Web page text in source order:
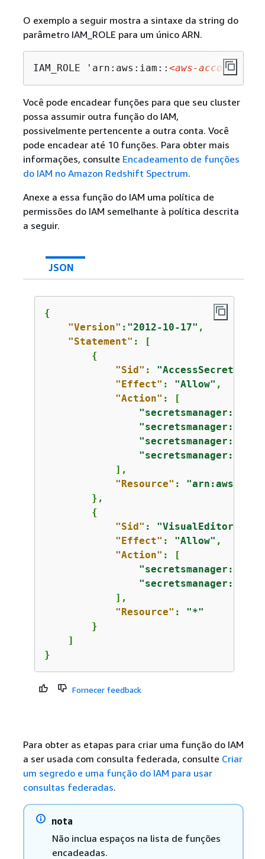
O exemplo a seguir mostra a sintaxe da string do
parâmetro IAM_ROLE para um único ARN.
IAM_ROLE 'arn:aws:iam:: <aws-account-id>
Você pode encadear funções para que seu cluster
possa assumir outra função do IAM,
possivelmente pertencente a outra conta. Você
pode encadear até 10 funções. Para obter mais
informações, consulte Encadeamento de funções
do IAM no Amazon Redshift Spectrum.
Anexe a essa função do IAM uma política de
permissões do IAM semelhante à política descrita
a seguir.
JSON
{
"Version" : "2012-10-17" ,
"Statement" : [
{
"Sid" : "AccessSecret"
"Effect" : "Allow" ,
"Action" : [
            ],
"Resource" :
        },
{
"Sid" : "VisualEditor1"
"Effect" : "Allow" ,
"Action" : [
            ],
"Resource" : "*"
        }
    ]
}
Fornecer feedback
Para obter as etapas para criar uma função do IAM
a ser usada com consulta federada, consulte Criar
um segredo e uma função do IAM para usar
consultas federadas.
nota
Não inclua espaços na lista de funções
encadeadas.